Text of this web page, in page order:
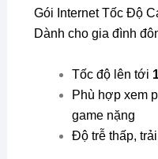
Gói Internet Tốc Độ
Dành cho gia đình
Tốc độ lên tới
Phù hợp xem
game nặng
Độ trễ thấp,